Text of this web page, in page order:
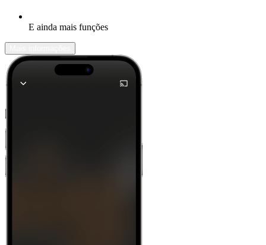
E ainda mais funções